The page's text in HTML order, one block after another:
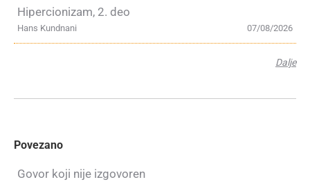
Hipercionizam, 2. deo
07/08/2026
Hans Kundnani
Dalje
Povezano
Govor koji nije izgovoren